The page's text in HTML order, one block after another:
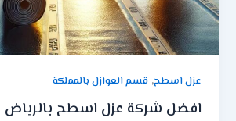
عزل اسطح,قسم العوازل بالمملكة
افضل شركة عزل اسطح بالرياض